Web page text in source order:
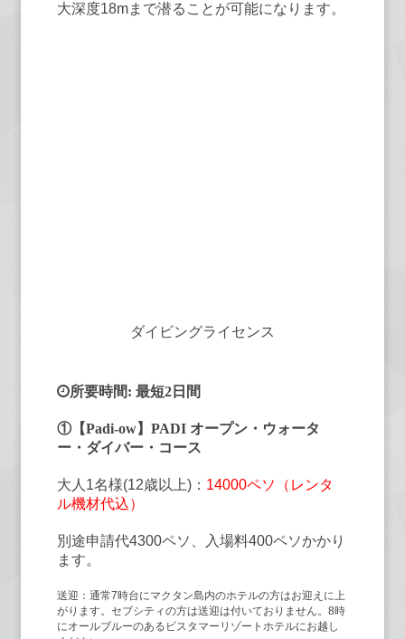
大深度18mまで潜ることが可能になります。
ダイビングライセンス
所要時間: 最短2日間
①【Padi-ow】PADI オープン・ウォータ
ー・ダイバー・コース
大人1名様(12歳以上)： 14000ペソ（レンタ
ル機材代込）
別途申請代4300ペソ、入場料400ペソかかり
ます。
送迎：通常7時台にマクタン島内のホテルの方はお迎えに上
がります。セブシティの方は送迎は付いておりません。8時
にオールブルーのあるビスタマーリゾートホテルにお越し